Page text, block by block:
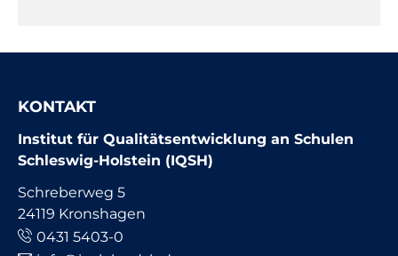
KONTAKT
Institut für Qualitätsentwicklung an Schulen
Schleswig-Holstein (IQSH)
Schreberweg 5
24119 Kronshagen
0431 5403-0